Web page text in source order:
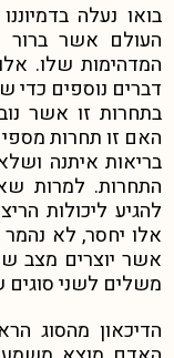
בואו נעלה
העולם אשר ברור
המדהימות שלו.
דברים נוספים כדי
בתחרות זו אשר
האם זו תחרות
בריאות איתנה
התחרות. למרות
להגיע ליכולות
אלו יחסר, לא נהמר
אשר יוצרים מצב
משלים לשני סוגים
הדיכאון מהסוג